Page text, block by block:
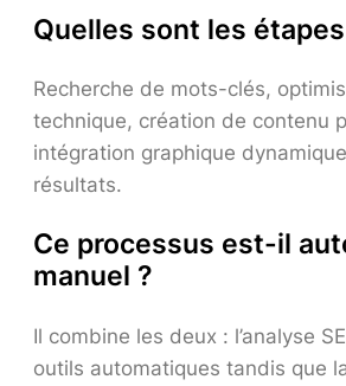
Quelles sont les
Recherche de mots-clés,
technique, création de contenu
intégration graphique
résultats.
Ce processus est-il
manuel ?
Il combine les deux : l’analyse
outils automatiques tandis que